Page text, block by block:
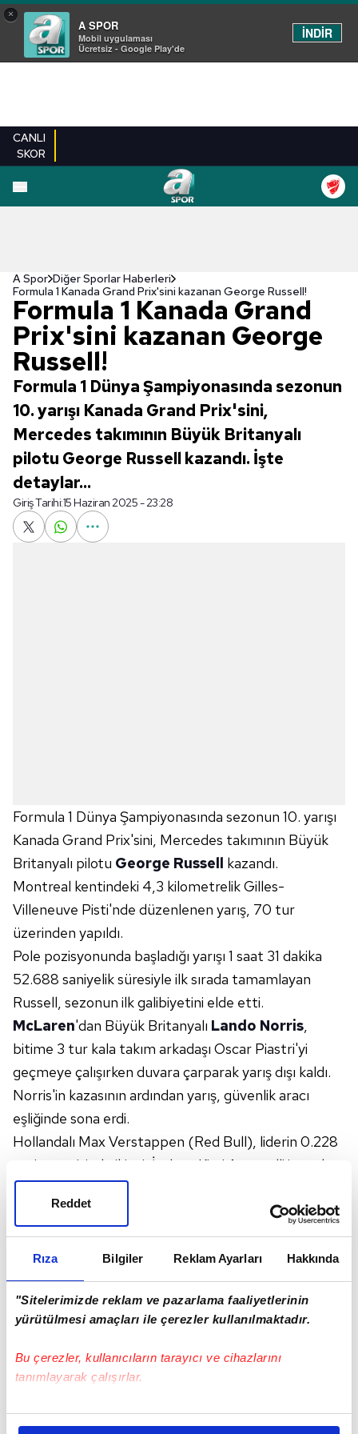
Rıza Bilgiler Reklam Ayarları Hakkında
"Sitelerimizde reklam ve pazarlama faaliyetlerinin
yürütülmesi amaçları ile çerezler kullanılmaktadır.
Bu çerezler, kullanıcıların tarayıcı ve cihazlarını
tanımlayarak çalışırlar.
Bu çerezlere izin vermeniz halinde sizlere özel
Reddet
×
A SPOR
Mobil uygulaması
Ücretsiz - Google Play'de
İNDİR
CANLI
SKOR
A Spor Diğer Sporlar Haberleri
Formula 1 Kanada Grand Prix'sini kazanan George Russell!
Formula 1 Kanada Grand
Prix'sini kazanan George
Russell!
Formula 1 Dünya Şampiyonasında sezonun
10. yarışı Kanada Grand Prix'sini,
Mercedes takımının Büyük Britanyalı
pilotu George Russell kazandı. İşte
detaylar...
Giriş Tarihi:15 Haziran 2025 - 23:28
Formula 1 Dünya Şampiyonasında sezonun 10. yarışı
Kanada Grand Prix'sini, Mercedes takımının Büyük
Britanyalı pilotu George Russell kazandı.
Montreal kentindeki 4,3 kilometrelik Gilles-
Villeneuve Pisti'nde düzenlenen yarış, 70 tur
üzerinden yapıldı.
Pole pozisyonunda başladığı yarışı 1 saat 31 dakika
52.688 saniyelik süresiyle ilk sırada tamamlayan
Russell, sezonun ilk galibiyetini elde etti.
McLaren'dan Büyük Britanyalı Lando Norris,
bitime 3 tur kala takım arkadaşı Oscar Piastri'yi
geçmeye çalışırken duvara çarparak yarış dışı kaldı.
Norris'in kazasının ardından yarış, güvenlik aracı
eşliğinde sona erdi.
Hollandalı Max Verstappen (Red Bull), liderin 0.228
saniye gerisinde ikinci, İtalyan Kimi Antonelli ise takım
arkadaşı Russell'ın 1.014 saniye arkasında üçüncü
Sezonun 11. yarışı Avusturya Grand Prix'si, 29
Haziran'da koşulacak.
Kanada Grand Prix'sinin ardından pilotlar ve takımlar
klasmanının ilk 5 sırası şöyle:
- Pilotlar:
1. Oscar Piastri (Avustralya): 198 puan
2. Lando Norris (Büyük Britanya): 176
4. George Russell (Büyük Britanya): 136